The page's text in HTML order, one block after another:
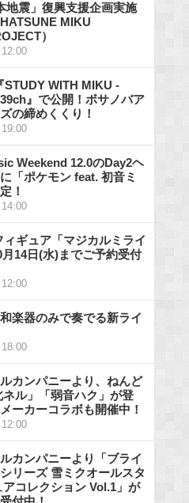
地震」復興支援企画実施
MIKU
）
STUDY WITH MIKU -
』で公開！ボサノバア
の締めくくり！
Weekend 12.0のDay2ヘ
「ポケモン feat. 初音ミ
！
ィギュア「マジカルミライ
月14日(水)までご予約受付
楽器のみで奏でる新ライ
カンパニーより、ねんど
ル」「弱音ハク」が登
ーカーコラボも開催中！
カンパニーより「ブライ
リーズ 雪ミクオールスタ
コレクション Vol.1」が